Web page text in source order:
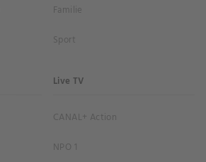
Familie
Sport
Live TV
CANAL+ Action
NPO 1